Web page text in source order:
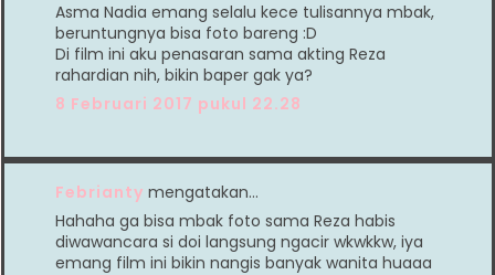
Asma Nadia emang selalu kece tulisannya mbak,
beruntungnya bisa foto bareng :D
Di film ini aku penasaran sama akting Reza
rahardian nih, bikin baper gak ya?
8 Februari 2017 pukul 22.28
Febrianty mengatakan…
Hahaha ga bisa mbak foto sama Reza habis
diwawancara si doi langsung ngacir wkwkkw, iya
emang film ini bikin nangis banyak wanita huaaa